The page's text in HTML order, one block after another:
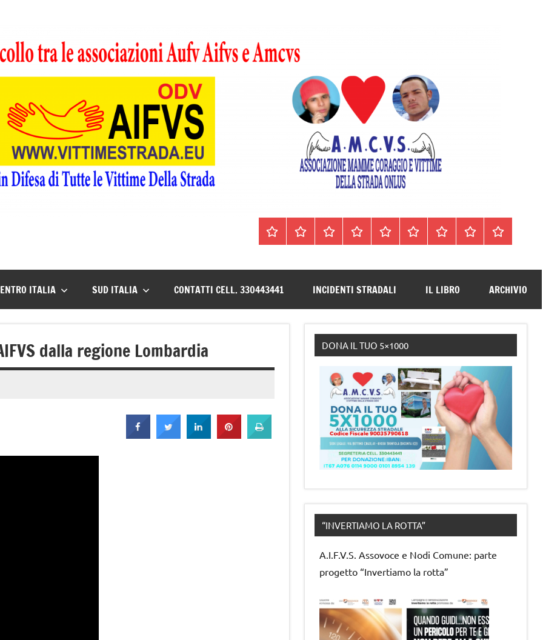
HomepageSegnalazioni
Nord
Centro
Sud
Contatti
330443441
Incidenti
Il
Archivio
ITALIA SUD ITALIA CONTATTI CELL. 330443441 INCIDENTI STRADALI IL LIBRO ARCHIVIO
dalla regione Lombardia DONA IL TUO 5×1000
“INVERTIAMO LA ROTTA”
A.I.F.V.S. Assovoce e Nodi Comune: parte
progetto “Invertiamo la rotta”